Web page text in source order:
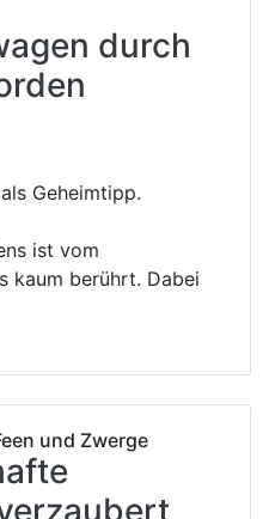
durch
Geheimtipp.
ist vom
kaum berührt. Dabei
und Zwerge